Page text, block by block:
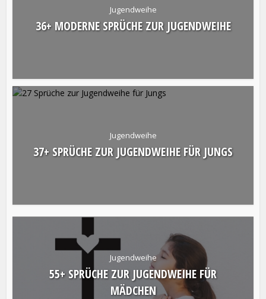
Jugendweihe
36+ MODERNE SPRÜCHE ZUR JUGENDWEIHE
Jugendweihe
37+ SPRÜCHE ZUR JUGENDWEIHE FÜR JUNGS
Jugendweihe
55+ SPRÜCHE ZUR JUGENDWEIHE FÜR
MÄDCHEN